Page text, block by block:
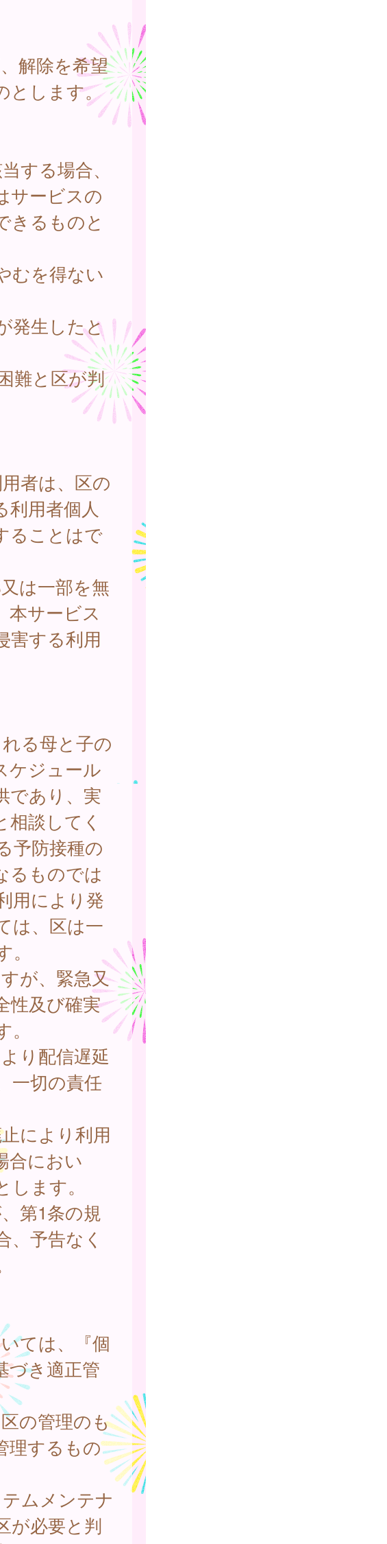
解除を希望
とします。
する場合、
サービスの
きるものと
むを得ない
発生したと
難と区が判
者は、区の
利用者個人
ることはで
は一部を無
本サービス
害する利用
る母と子の
ケジュール
であり、実
談してく
予防接種の
るものでは
用により発
は、区は一
が、緊急又
性及び確実
り配信遅延
一切の責任
により利用
合におい
ます。
第1条の規
、予告なく
ては、『個
づき適正管
の管理のも
理するもの
ムメンテナ
が必要と判